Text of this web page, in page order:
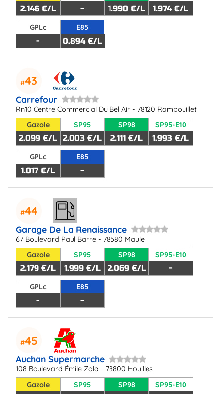
2.146 €/L - 1.990 €/L 1.974 €/L
GPLc
-
E85
0.894 €/L
43
Carrefour
Rn10 Centre Commercial Du Bel Air - 78120 Rambouillet
Gazole
2.099 €/L
SP95
2.003 €/L
SP98
2.111 €/L
SP95-E10
1.993 €/L
GPLc
1.017 €/L
E85
-
44
Garage De La Renaissance
67 Boulevard Paul Barre - 78580 Maule
Gazole
2.179 €/L
SP95
1.999 €/L
SP98
2.069 €/L
SP95-E10
-
GPLc
-
E85
-
45
Auchan Supermarche
108 Boulevard Émile Zola - 78800 Houilles
Gazole
SP95 SP98 SP95-E10